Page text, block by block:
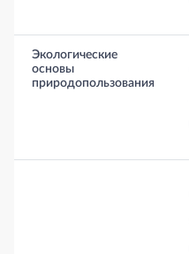
Экологические
основы
природопользования